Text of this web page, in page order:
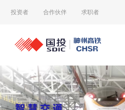
投资者 合作伙伴 求职者